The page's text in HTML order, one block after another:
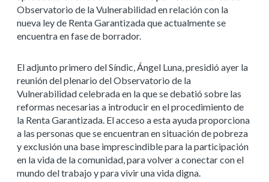
Observatorio de la Vulnerabilidad en relación con la
nueva ley de Renta Garantizada que actualmente se
encuentra en fase de borrador.
El adjunto primero del Síndic, Ángel Luna, presidió ayer la
reunión del plenario del Observatorio de la
Vulnerabilidad celebrada en la que se debatió sobre las
reformas necesarias a introducir en el procedimiento de
la Renta Garantizada. El acceso a esta ayuda proporciona
a las personas que se encuentran en situación de pobreza
y exclusión una base imprescindible para la participación
en la vida de la comunidad, para volver a conectar con el
mundo del trabajo y para vivir una vida digna.